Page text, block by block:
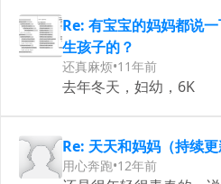
Re: 有宝宝的妈妈都说
生孩子的？
还真麻烦•11年前
去年冬天，妇幼，6K
Re: 天天和妈妈（持续更
用心奔跑•12年前